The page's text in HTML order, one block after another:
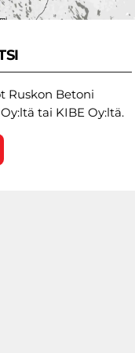
Ruskon Betoni
tai KIBE Oy:ltä.